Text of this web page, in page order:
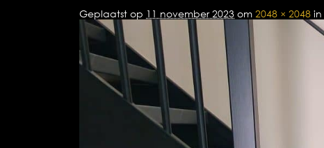
Geplaatst op 11 november 2023 om 2048 × 2048 in